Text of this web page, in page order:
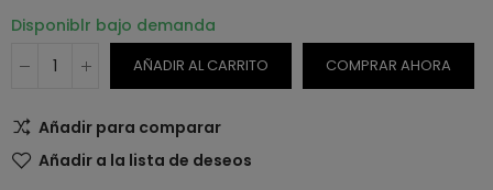
Disponiblr bajo demanda
AÑADIR AL CARRITO COMPRAR AHORA
Añadir para comparar
Añadir a la lista de deseos